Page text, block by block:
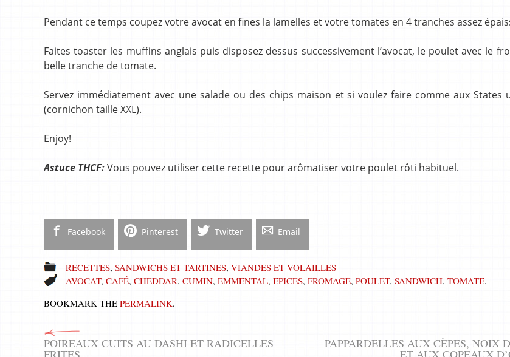
Pendant ce temps coupez votre avocat en fines la lamelles et votre tomates en 4 tranches assez
Faites toaster les muffins anglais puis disposez dessus successivement l’avocat, le poulet avec le
belle tranche de tomate.
Servez immédiatement avec une salade ou des chips maison et si voulez faire comme aux States
(cornichon taille XXL).
Enjoy!
Astuce THCF:Vous pouvez utiliser cette recette pour arômatiser votre poulet rôti habituel.
Facebook Pinterest Twitter Email
RECETTES, SANDWICHS ET TARTINES, VIANDES ET VOLAILLES
AVOCAT, CAFÉ, CHEDDAR, CUMIN, EMMENTAL, EPICES, FROMAGE, POULET, SANDWICH, TOMATE.
BOOKMARK THE PERMALINK.
POIREAUX CUITS AU DASHI ET RADICELLES
FRITES
PAPPARDELLES AUX CÈPES, NOIX
ET AUX COPEAUX